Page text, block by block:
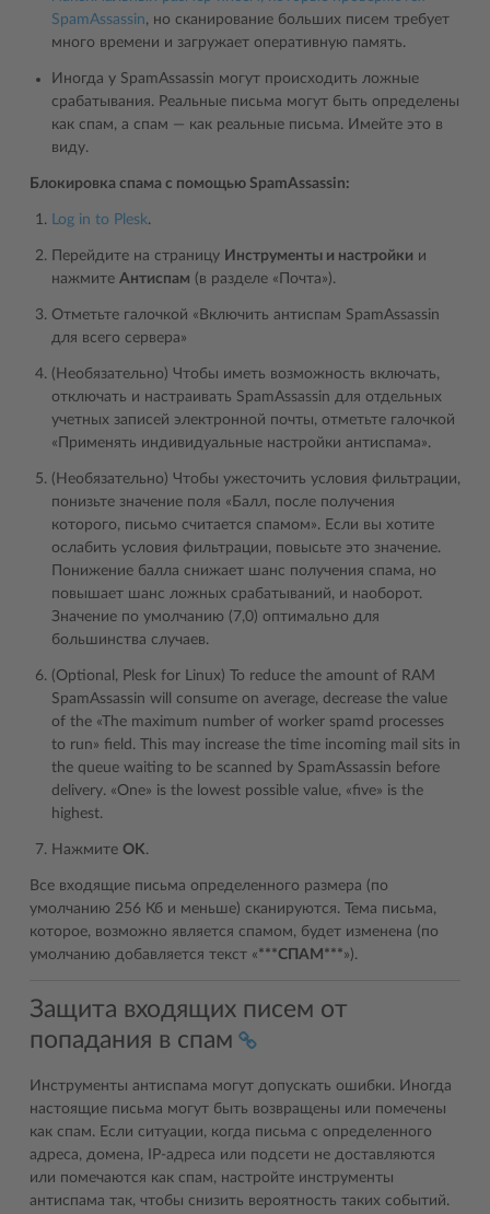
SpamAssassin, но сканирование больших писем требует
много времени и загружает оперативную память.
Иногда у SpamAssassin могут происходить ложные
срабатывания. Реальные письма могут быть определены
как спам, а спам — как реальные письма. Имейте это в
виду.
Блокировка спама с помощью SpamAssassin:
Log in to Plesk.
Перейдите на страницу Инструменты и настройки и
нажмите Антиспам (в разделе «Почта»).
Отметьте галочкой «Включить антиспам SpamAssassin
для всего сервера»
(Необязательно) Чтобы иметь возможность включать,
отключать и настраивать SpamAssassin для отдельных
учетных записей электронной почты, отметьте галочкой
«Применять индивидуальные настройки антиспама».
(Необязательно) Чтобы ужесточить условия фильтрации,
понизьте значение поля «Балл, после получения
которого, письмо считается спамом». Если вы хотите
ослабить условия фильтрации, повысьте это значение.
Понижение балла снижает шанс получения спама, но
повышает шанс ложных срабатываний, и наоборот.
Значение по умолчанию (7,0) оптимально для
большинства случаев.
(Optional, Plesk for Linux) To reduce the amount of RAM
SpamAssassin will consume on average, decrease the value
of the «The maximum number of worker spamd processes
to run» field. This may increase the time incoming mail sits in
the queue waiting to be scanned by SpamAssassin before
delivery. «One» is the lowest possible value, «five» is the
highest.
Нажмите OK.
Все входящие письма определенного размера (по
умолчанию 256 Кб и меньше) сканируются. Тема письма,
которое, возможно является спамом, будет изменена (по
умолчанию добавляется текст «***СПАМ***»).
Защита входящих писем от
попадания в спам
Инструменты антиспама могут допускать ошибки. Иногда
настоящие письма могут быть возвращены или помечены
как спам. Если ситуации, когда письма с определенного
адреса, домена, IP-адреса или подсети не доставляются
или помечаются как спам, настройте инструменты
антиспама так, чтобы снизить вероятность таких событий.